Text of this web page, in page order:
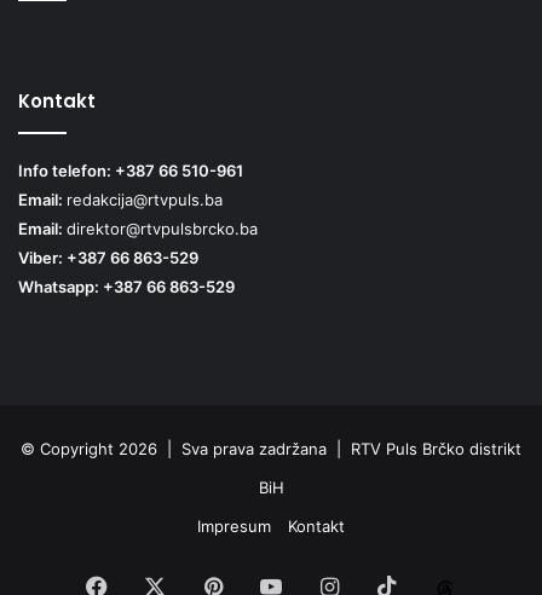
Kontakt
Info telefon: +387 66 510-961
Email: redakcija@rtvpuls.ba
Email: direktor@rtvpulsbrcko.ba
Viber: +387 66 863-529
Whatsapp: +387 66 863-529
© Copyright 2026 | Sva prava zadržana | RTV Puls Brčko distrikt
BiH
Impresum
Kontakt
Facebook PinterestYouTubeInstagram
TikTok